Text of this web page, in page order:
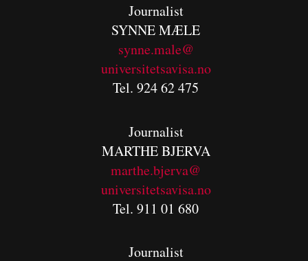
Journalist
SYNNE MÆLE
synne.male@
universitetsavisa.no
Tel. 924 62 475
Journalist
MARTHE BJERVA
marthe.bjerva@
universitetsavisa.no
Tel. 911 01 680
Journalist